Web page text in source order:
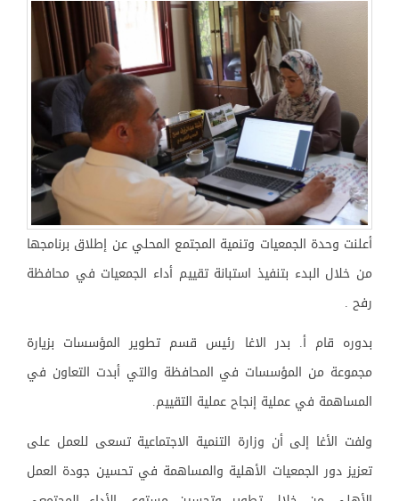
أعلنت وحدة الجمعيات وتنمية المجتمع المحلي عن إطلاق برنامجها
من خلال البدء بتنفيذ استبانة تقييم أداء الجمعيات في محافظة
رفح .
بدوره قام أ. بدر الاغا رئيس قسم تطوير المؤسسات بزيارة
مجموعة من المؤسسات في المحافظة والتي أبدت التعاون في
المساهمة في عملية إنجاح عملية التقييم.
ولفت الأغا إلى أن وزارة التنمية الاجتماعية تسعى للعمل على
تعزيز دور الجمعيات الأهلية والمساهمة في تحسين جودة العمل